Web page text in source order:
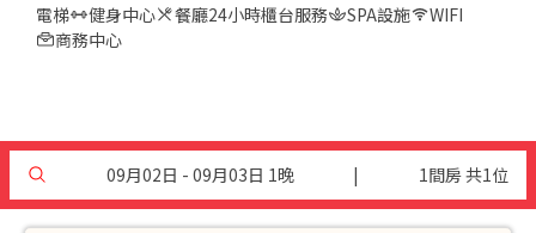
電梯
健身中心 餐廳24小時櫃台服務 SPA設施
WIFI
商務中心
09月02日 - 09月03日 1晚 | 1間房 共1位